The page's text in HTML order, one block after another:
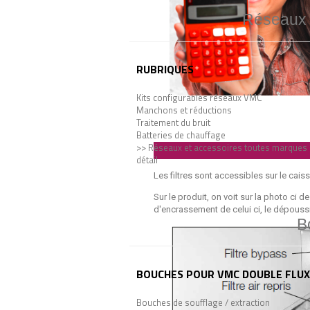
Réseaux
RUBRIQUES
Kits configurables réseaux VMC
Manchons et réductions
Traitement du bruit
Batteries de chauffage
>> Réseaux et accessoires toutes marques
détail
BOUCHES POUR VMC DOUBLE FLUX
Bouches de soufflage / extraction
Les filtres sont accessibles sur le
Sur le produit, on voit sur la photo ci
d'encrassement de celui ci, le